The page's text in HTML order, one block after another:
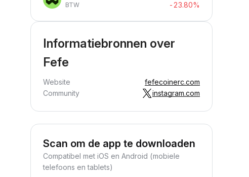
BTW
-23.80%
Informatiebronnen over
Fefe
Website
fefecoinerc.com
Community
instagram.com
Scan om de app te downloaden
Compatibel met iOS en Android (mobiele
telefoons en tablets)